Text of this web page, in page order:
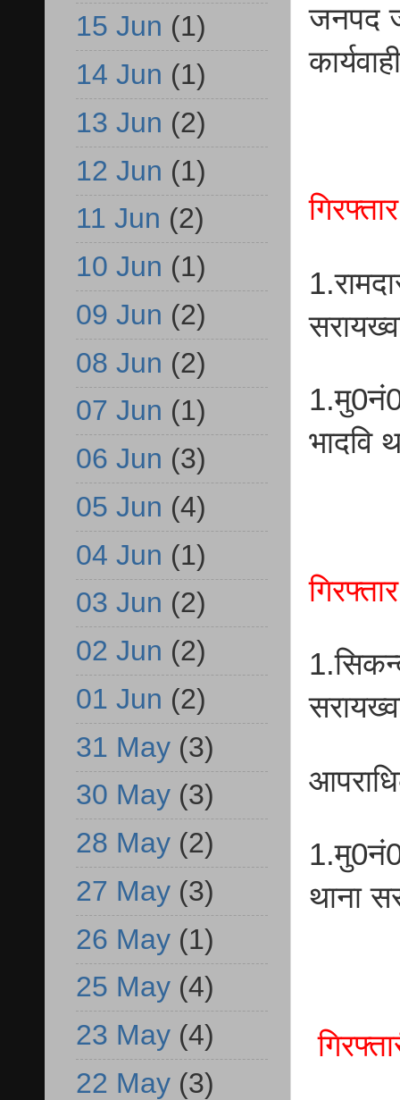
जनपद
भादवि
थाना
15 Jun (1)
14 Jun (1)
13 Jun (2)
12 Jun (1)
11 Jun (2)
10 Jun (1)
09 Jun (2)
08 Jun (2)
07 Jun (1)
06 Jun (3)
05 Jun (4)
04 Jun (1)
03 Jun (2)
02 Jun (2)
01 Jun (2)
31 May (3)
30 May (3)
28 May (2)
27 May (3)
26 May (1)
25 May (4)
23 May (4)
22 May (3)